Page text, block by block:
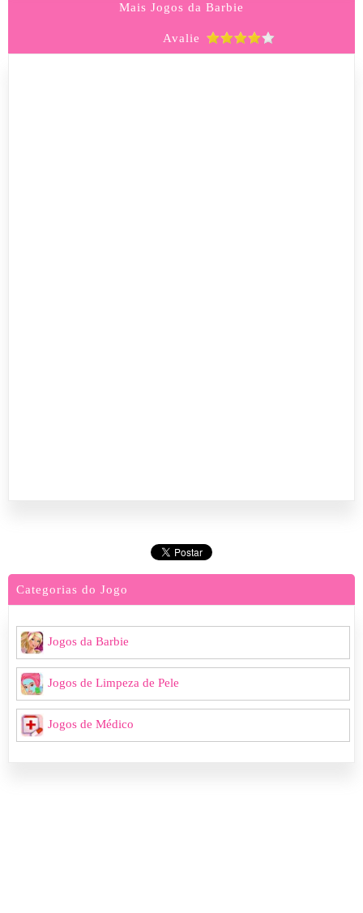
Mais Jogos da Barbie
Avalie
Categorias do Jogo
Jogos da Barbie
Jogos de Limpeza de Pele
Jogos de Médico